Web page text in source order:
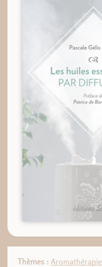
Thèmes : Aromathérapie